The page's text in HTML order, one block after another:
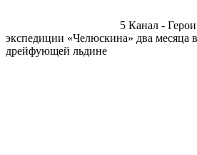
5 Канал -
экспедиции «Челюскина» два месяца
дрейфующей льдине